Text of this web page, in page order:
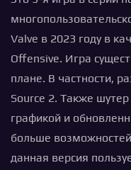
Valve в 2023 году в
Offensive. Игра
плане. В частности,
Source 2. Также
графикой и
больше
данная версия